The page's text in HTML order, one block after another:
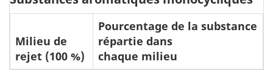
Milieu de
rejet (100 %)
Pourcentage de la substance
répartie dans
chaque milieu